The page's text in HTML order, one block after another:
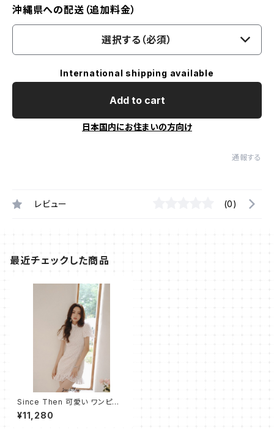
沖縄県への配送（追加料金）
選択する（必須）
International shipping available
Add to cart
日本国内にお住まいの方向け
通報する
レビュー (0)
最近チェックした商品
Since Then 可愛い ワンピー
ス ミニ丈 改良 チャイナドレス
¥11,280